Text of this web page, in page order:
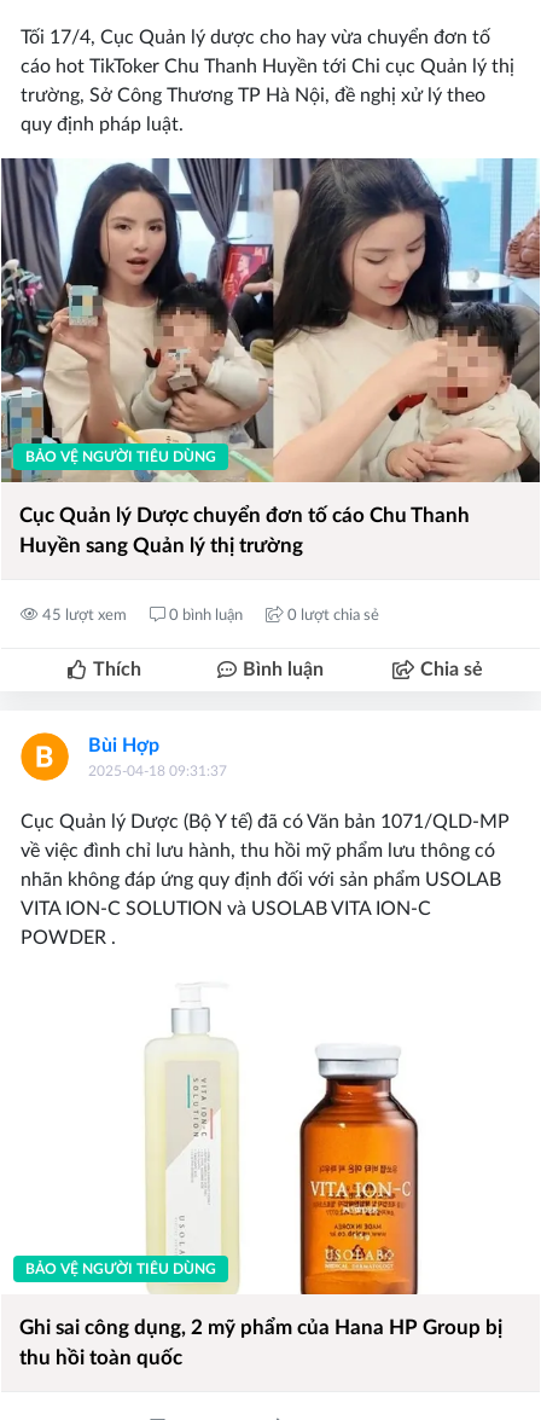
Tối 17/4, Cục Quản lý dược cho hay vừa chuyển đơn tố
cáo hot TikToker Chu Thanh Huyền tới Chi cục Quản lý thị
trường, Sở Công Thương TP Hà Nội, đề nghị xử lý theo
quy định pháp luật.
BẢO VỆ NGƯỜI TIÊU DÙNG
Cục Quản lý Dược chuyển đơn tố cáo Chu Thanh
Huyền sang Quản lý thị trường
45 lượt xem 0 bình luận 0 lượt chia sẻ
Thích Bình luận Chia sẻ
Bùi Hợp
2025-04-18 09:31:37
Cục Quản lý Dược (Bộ Y tế) đã có Văn bản 1071/QLD-MP
về việc đình chỉ lưu hành, thu hồi mỹ phẩm lưu thông có
nhãn không đáp ứng quy định đối với sản phẩm USOLAB
VITA ION-C SOLUTION và USOLAB VITA ION-C
POWDER .
BẢO VỆ NGƯỜI TIÊU DÙNG
Ghi sai công dụng, 2 mỹ phẩm của Hana HP Group bị
thu hồi toàn quốc